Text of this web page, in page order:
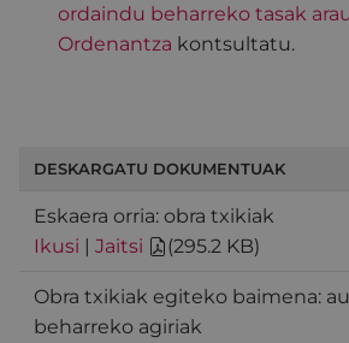
ordaindu beharreko tasak
Ordenantza kontsultatu.
DESKARGATU DOKUMENTUAK
Eskaera orria: obra txikiak
Ikusi | Jaitsi (295.2 KB)
Obra txikiak egiteko baimena:
beharreko agiriak